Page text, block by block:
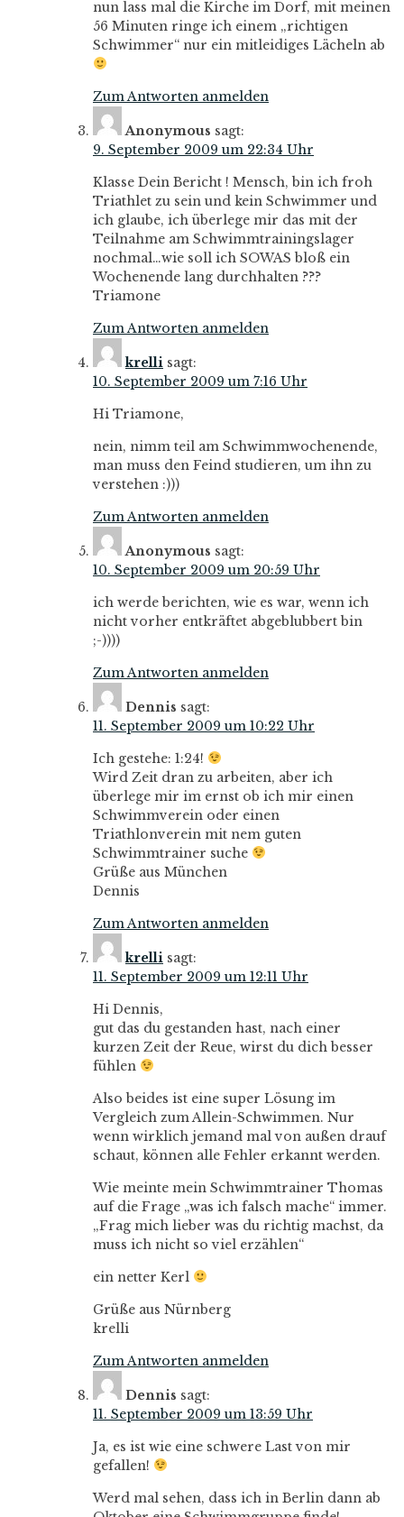
nun lass mal die Kirche im Dorf, mit meinen
56 Minuten ringe ich einem „richtigen
Schwimmer“ nur ein mitleidiges Lächeln ab
Zum Antworten anmelden
Anonymous sagt:
9. September 2009 um 22:34 Uhr
Klasse Dein Bericht ! Mensch, bin ich froh
Triathlet zu sein und kein Schwimmer und
ich glaube, ich überlege mir das mit der
Teilnahme am Schwimmtrainingslager
nochmal…wie soll ich SOWAS bloß ein
Wochenende lang durchhalten ???
Triamone
Zum Antworten anmelden
krelli sagt:
10. September 2009 um 7:16 Uhr
Hi Triamone,
nein, nimm teil am Schwimmwochenende,
man muss den Feind studieren, um ihn zu
verstehen :)))
Zum Antworten anmelden
Anonymous sagt:
10. September 2009 um 20:59 Uhr
ich werde berichten, wie es war, wenn ich
nicht vorher entkräftet abgeblubbert bin
;-))))
Zum Antworten anmelden
Dennis sagt:
11. September 2009 um 10:22 Uhr
Ich gestehe: 1:24!
Wird Zeit dran zu arbeiten, aber ich
überlege mir im ernst ob ich mir einen
Schwimmverein oder einen
Triathlonverein mit nem guten
Schwimmtrainer suche
Grüße aus München
Dennis
Zum Antworten anmelden
krelli sagt:
11. September 2009 um 12:11 Uhr
Hi Dennis,
gut das du gestanden hast, nach einer
kurzen Zeit der Reue, wirst du dich besser
fühlen
Also beides ist eine super Lösung im
Vergleich zum Allein-Schwimmen. Nur
wenn wirklich jemand mal von außen drauf
schaut, können alle Fehler erkannt werden.
Wie meinte mein Schwimmtrainer Thomas
auf die Frage „was ich falsch mache“ immer.
„Frag mich lieber was du richtig machst, da
muss ich nicht so viel erzählen“
ein netter Kerl
Grüße aus Nürnberg
krelli
Zum Antworten anmelden
Dennis sagt:
11. September 2009 um 13:59 Uhr
Ja, es ist wie eine schwere Last von mir
gefallen!
Werd mal sehen, dass ich in Berlin dann ab